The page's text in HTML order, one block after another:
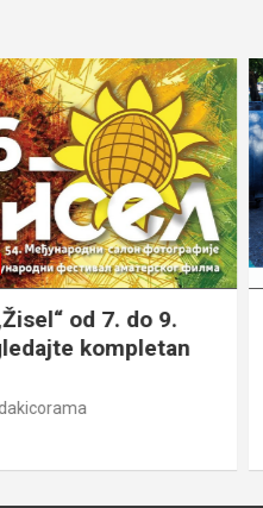
od 7. do 9.
kompletan